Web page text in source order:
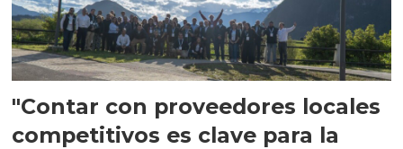
"Contar con proveedores locales
competitivos es clave para la